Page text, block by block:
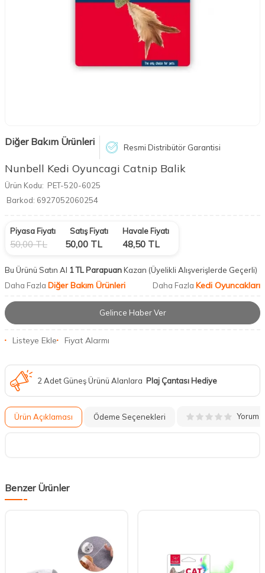
Diğer Bakım Ürünleri Resmi Distribütör Garantisi
Nunbell Kedi Oyuncagi Catnip Balik
Ürün Kodu: PET-520-6025
Barkod: 6927052060254
Piyasa Fiyatı
50,00TL
Satış Fiyatı
50,00 TL
Havale Fiyatı
48,50 TL
Bu Ürünü Satın Al 1 TL ParapuanKazan (Üyelikli Alışverişlerde Geçerli)
Daha Fazla Diğer Bakım Ürünleri Daha Fazla Kedi Oyuncakları
Gelince Haber Ver
Listeye Ekle Fiyat Alarmı
2 Adet Güneş Ürünü Alanlara Plaj Çantası Hediye
Ürün Açıklaması Ödeme Seçenekleri Yorum
Benzer Ürünler